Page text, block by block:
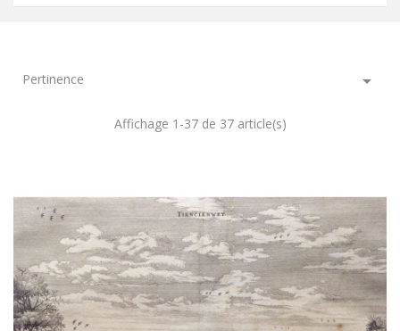
Pertinence 
Affichage 1-37 de 37 article(s)